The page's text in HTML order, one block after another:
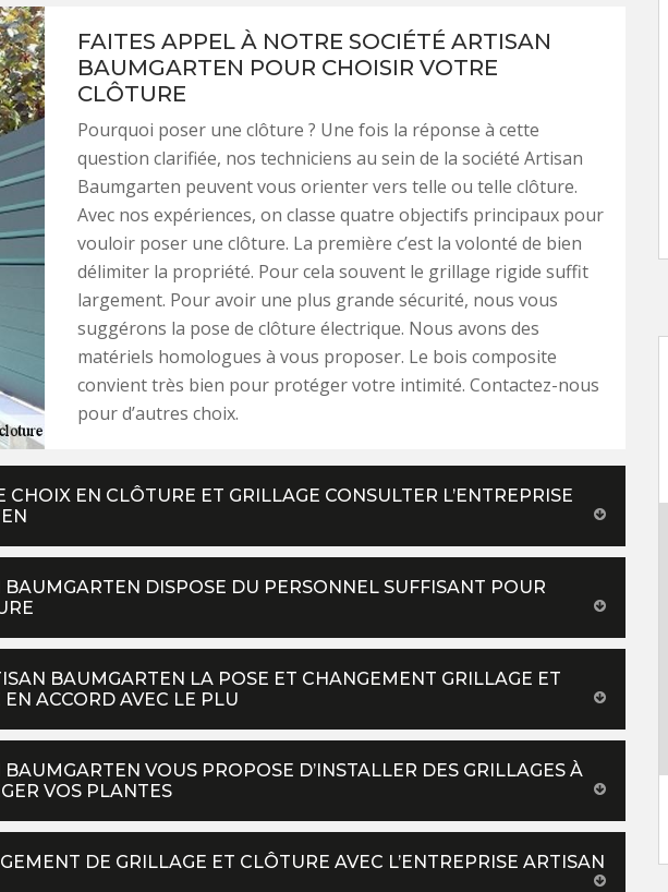
FAITES APPEL À NOTRE SOCIÉTÉ ARTISAN
BAUMGARTEN POUR CHOISIR VOTRE
CLÔTURE
Pourquoi poser une clôture ? Une fois la réponse à cette
question clarifiée, nos techniciens au sein de la société Artisan
Baumgarten peuvent vous orienter vers telle ou telle clôture.
Avec nos expériences, on classe quatre objectifs principaux pour
vouloir poser une clôture. La première c’est la volonté de bien
délimiter la propriété. Pour cela souvent le grillage rigide suffit
largement. Pour avoir une plus grande sécurité, nous vous
suggérons la pose de clôture électrique. Nous avons des
matériels homologues à vous proposer. Le bois composite
convient très bien pour protéger votre intimité. Contactez-nous
pour d’autres choix.
CHOIX EN CLÔTURE ET GRILLAGE CONSULTER L’ENTREPRISE
BAUMGARTEN DISPOSE DU PERSONNEL SUFFISANT POUR
BAUMGARTEN LA POSE ET CHANGEMENT GRILLAGE ET
ACCORD AVEC LE PLU
VOUS PROPOSE D’INSTALLER DES GRILLAGES À
VOS PLANTES
DE GRILLAGE ET CLÔTURE AVEC L’ENTREPRISE ARTISAN